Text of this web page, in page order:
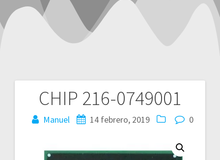
CHIP 216-0749001
Manuel 14 febrero, 2019 0
Navegación
de
entradas